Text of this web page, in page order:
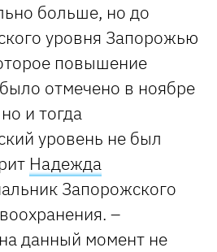
больше, но до
уровня Запорожью
повышение
отмечено в ноябре
и тогда
уровень не был
Надежда
Запорожского
–
данный момент не